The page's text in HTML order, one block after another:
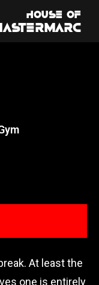
At least the
one is entirely